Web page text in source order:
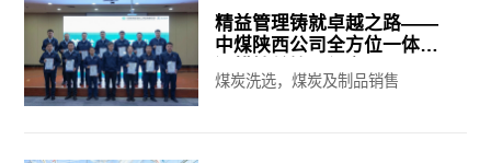
精益管理铸就卓越之路——
中煤陕西公司全方位一体化
深耕精益管理纪实
煤炭洗选，煤炭及制品销售